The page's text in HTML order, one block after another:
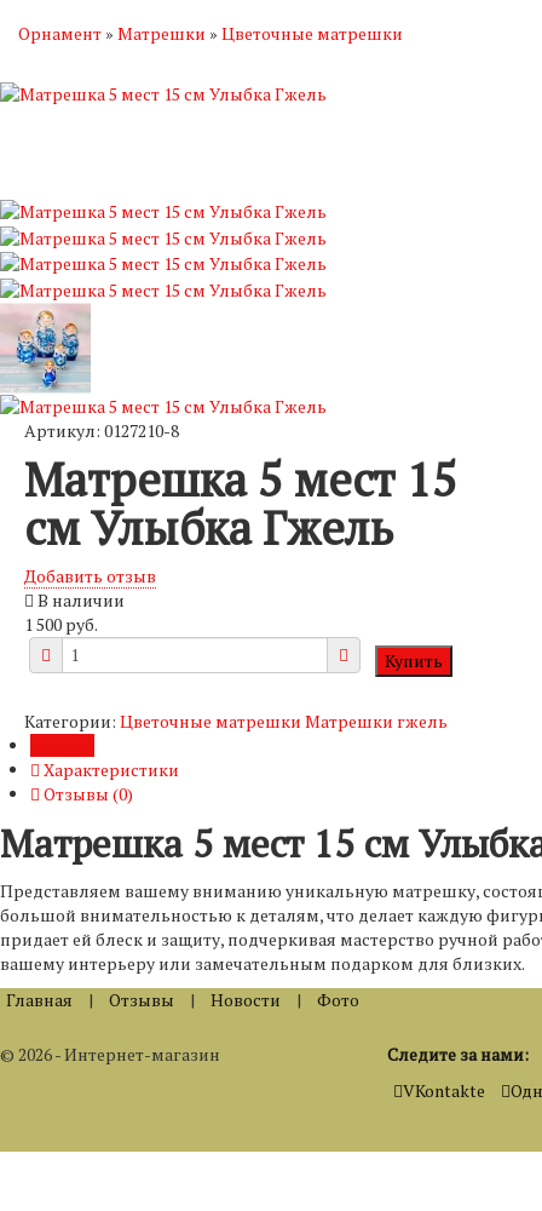
Орнамент » Матрешки » Цветочные матрешки
Артикул: 0127210-8
Матрешка 5 мест 15
см Улыбка Гжель
Добавить отзыв
В наличии
1 500 руб.
Категории: Цветочные матрешки Матрешки гжель
Характеристики
Отзывы (0)
Матрешка 5 мест 15 см
Представляем вашему вниманию уникальную матрешку,
большой внимательностью к деталям, что делает каждую
придает ей блеск и защиту, подчеркивая мастерство ручной
вашему интерьеру или замечательным подарком для близких.
Главная
| Отзывы | Новости | Фото
© 2026 - Интернет-магазин
Следите за нами:
VKontakte